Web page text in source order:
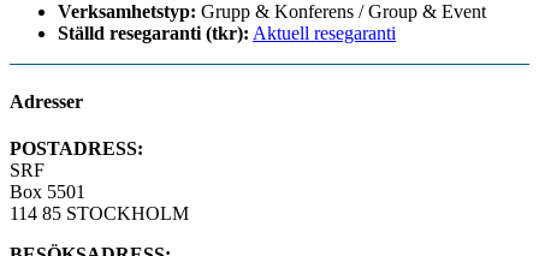
Verksamhetstyp: Grupp & Konferens / Group & Event
Ställd resegaranti (tkr): Aktuell resegaranti
Adresser
POSTADRESS:
SRF
Box 5501
114 85 STOCKHOLM